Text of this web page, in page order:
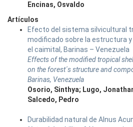
Encinas, Osvaldo
Artículos
Efecto del sistema silvicultural
modificado sobre la estructura
el caimital, Barinas – Venezuela
Effects of the modified tropical
on the forest´s structure and
Barinas, Venezuela
Osorio, Sinthya; Lugo,
Salcedo, Pedro
Durabilidad natural de Alnus